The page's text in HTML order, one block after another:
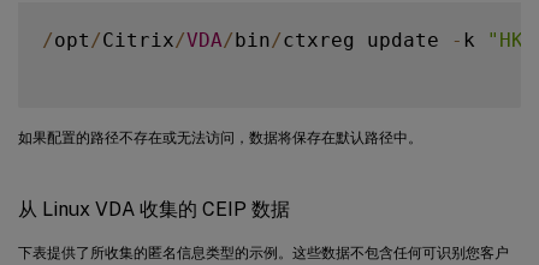
/opt /Citrix/VDA/bin/ctxreg update - k
如果配置的路径不存在或无法访问，数据将保存在默认路径中。
从 Linux VDA 收集的 CEIP 数据
下表提供了所收集的匿名信息类型的示例。这些数据不包含任何可识别您客户